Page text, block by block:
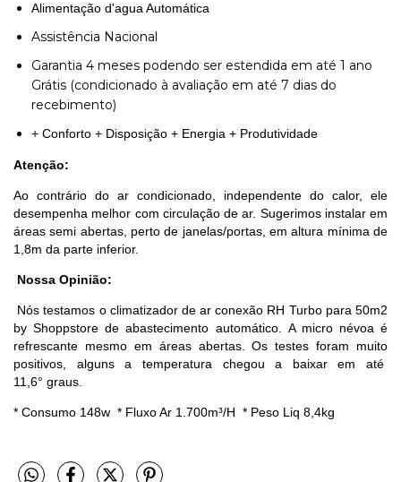
Alimentação d'agua Automática
Assistência Nacional
Garantia 4 meses podendo ser estendida em até 1 ano
Grátis (condicionado à avaliação em até 7 dias do
recebimento)
+ Conforto + Disposição + Energia + Produtividade
Atenção:
Ao contrário do ar condicionado, independente do calor, ele
desempenha melhor com circulação de ar. Sugerimos instalar em
áreas semi abertas, perto de janelas/portas, em altura mínima de
1,8m da parte inferior.
Nossa Opinião:
Nós testamos o climatizador de ar conexão RH Turbo para 50m2
by Shoppstore de abastecimento automático. A micro névoa é
refrescante mesmo em áreas abertas. Os testes foram muito
positivos, alguns a temperatura chegou a baixar em até
11,6° graus.
* Consumo 148w * Fluxo Ar 1.700m³/H * Peso Liq 8,4kg